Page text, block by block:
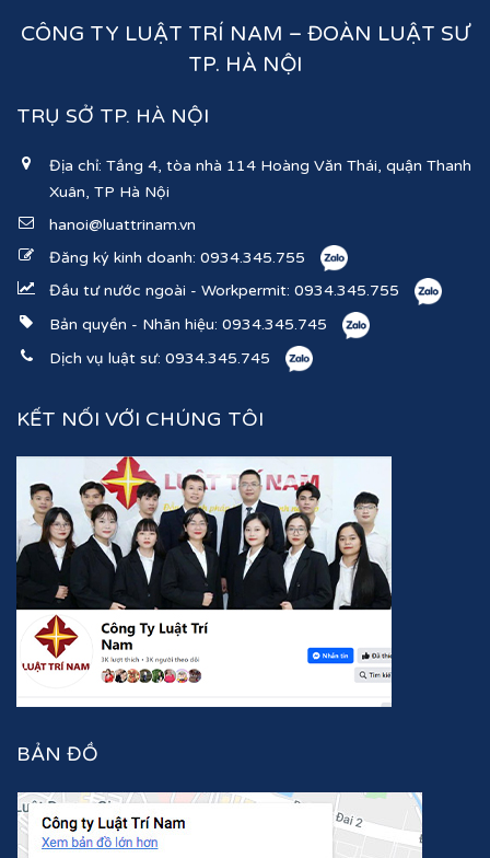
CÔNG TY LUẬT TRÍ NAM – ĐOÀN LUẬT SƯ
TP. HÀ NỘI
TRỤ SỞ TP. HÀ NỘI
Địa chỉ: Tầng 4, tòa nhà 114 Hoàng Văn Thái, quận Thanh
Xuân, TP Hà Nội
hanoi@luattrinam.vn
Đăng ký kinh doanh: 0934.345.755
Đầu tư nước ngoài - Workpermit: 0934.345.755
Bản quyền - Nhãn hiệu: 0934.345.745
Dịch vụ luật sư: 0934.345.745
KẾT NỐI VỚI CHÚNG TÔI
BẢN ĐỒ